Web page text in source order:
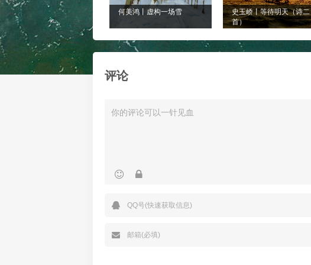
何美鸿丨虚构一场雪
史玉峤丨等待明天（诗二
首）
评论